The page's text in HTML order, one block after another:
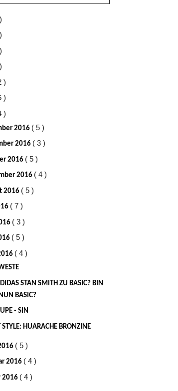
)
)
)
2016 ( 5 )
2016 ( 3 )
2016 ( 5 )
2016 ( 4 )
2016 ( 5 )
( 7 )
( 3 )
( 5 )
( 4 )
STAN SMITH ZU BASIC? BIN
BASIC?
- SIN
STYLE: HUARACHE BRONZINE
( 5 )
2016 ( 4 )
2016 ( 4 )